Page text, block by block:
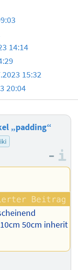
14:14
15:32
20:04
„padding“
–
50cm inherit